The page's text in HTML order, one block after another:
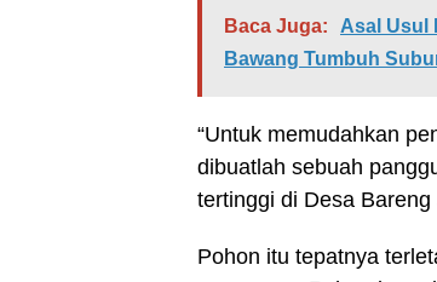
Baca Juga:
Asal Usul
Bawang Tumbuh
“Untuk memudahkan
dibuatlah sebuah
tertinggi di Desa Bareng
Pohon itu tepatnya